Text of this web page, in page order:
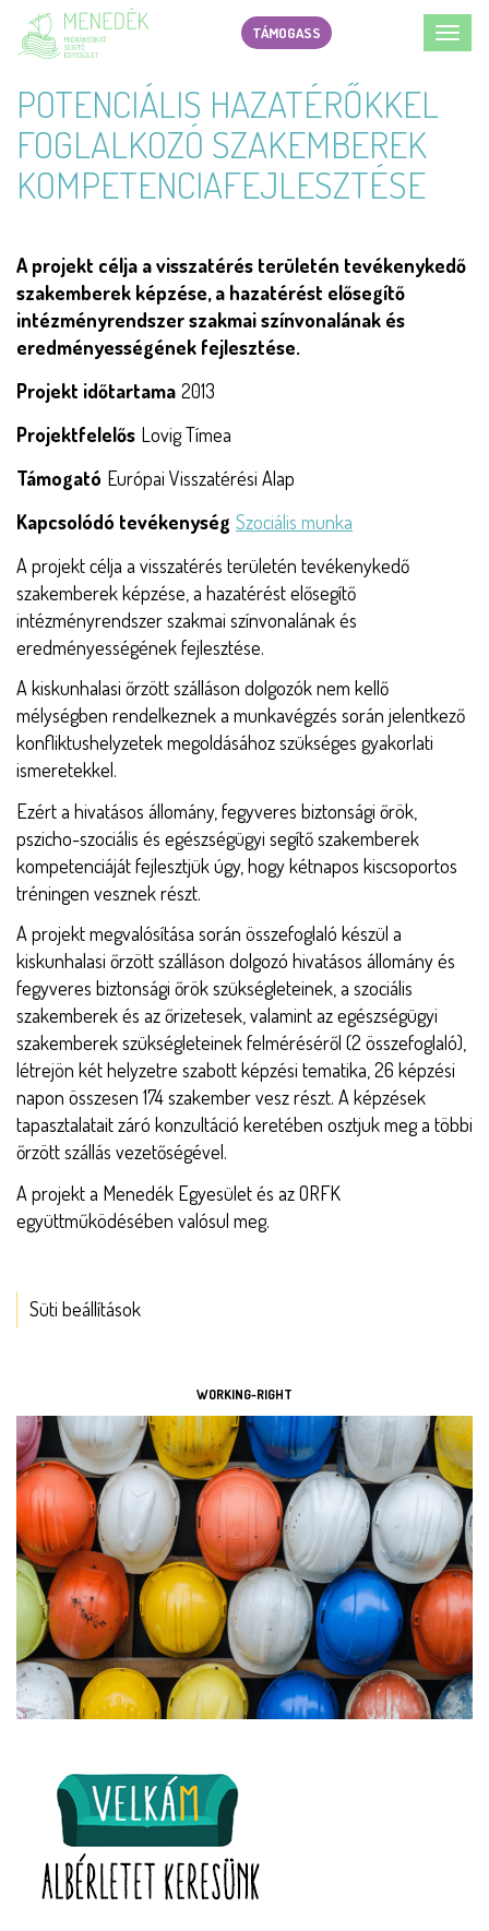
Ugrás
TÁMOGASS
POTENCIÁLIS HAZATÉRŐKKEL
FOGLALKOZÓ SZAKEMBEREK
KOMPETENCIAFEJLESZTÉSE
A projekt célja a visszatérés területén tevékenykedő
szakemberek képzése, a hazatérést elősegítő
intézményrendszer szakmai színvonalának és
eredményességének fejlesztése.
Projekt időtartama 2013
Projektfelelős Lovig Tímea
Támogató Európai Visszatérési Alap
Kapcsolódó tevékenység Szociális munka
A projekt célja a visszatérés területén tevékenykedő
szakemberek képzése, a hazatérést elősegítő
intézményrendszer szakmai színvonalának és
eredményességének fejlesztése.
A kiskunhalasi őrzött szálláson dolgozók nem kellő
mélységben rendelkeznek a munkavégzés során jelentkező
konfliktushelyzetek megoldásához szükséges gyakorlati
ismeretekkel.
Ezért a hivatásos állomány, fegyveres biztonsági őrök,
pszicho-szociális és egészségügyi segítő szakemberek
kompetenciáját fejlesztjük úgy, hogy kétnapos kiscsoportos
tréningen vesznek részt.
A projekt megvalósítása során összefoglaló készül a
kiskunhalasi őrzött szálláson dolgozó hivatásos állomány és
fegyveres biztonsági őrök szükségleteinek, a szociális
szakemberek és az őrizetesek, valamint az egészségügyi
szakemberek szükségleteinek felméréséről (2 összefoglaló),
létrejön két helyzetre szabott képzési tematika, 26 képzési
napon összesen 174 szakember vesz részt. A képzések
tapasztalatait záró konzultáció keretében osztjuk meg a többi
őrzött szállás vezetőségével.
A projekt a Menedék Egyesület és az ORFK
együttműködésében valósul meg.
ESZKÖZÖK
Süti beállítások
WORKING-RIGHT